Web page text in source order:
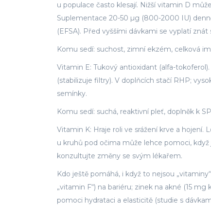
u populace často klesají. Nižší vitamin D
Suplementace 20-50 µg (800-2000 IU)
(EFSA). Před vyššími dávkami se vyplatí znát
Komu sedí: suchost, zimní ekzém, celková
Vitamin E: Tukový antioxidant (alfa-
(stabilizuje filtry). V doplňcích stačí RHP;
semínky.
Komu sedí: suchá, reaktivní pleť, doplněk k
Vitamin K: Hraje roli ve srážení krve a hojení.
u kruhů pod očima může lehce pomoci,
konzultujte změny se svým lékařem.
Kdo ještě pomáhá, i když to nejsou
„vitamin F“) na bariéru; zinek na akné (15
pomoci hydrataci a elasticitě (studie s